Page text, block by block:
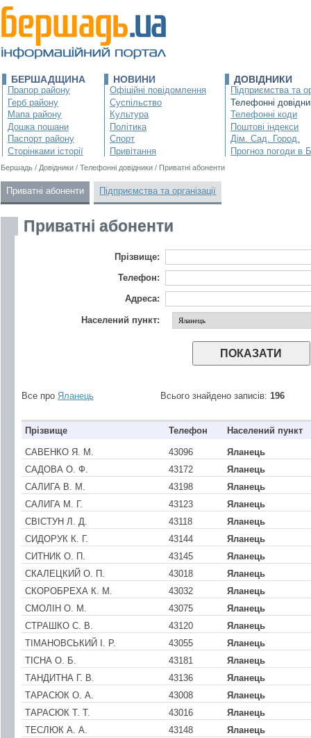
БЕРШАДЩИНА
Прапор району
Герб району
Мапа району
Дошка пошани
Паспорт району
Сторінками історії
НОВИНИ
Офіційні повідомлення
Суспільство
Культура
Політика
Спорт
Привітання
ДОВІДНИКИ
Підприємства та
Телефонні
Телефонні коди
Поштові індекси
Дім. Сад. Город.
Прогноз погоди в
Бершадь / Довідники / Телефонні довідники / Приватні абоненти
Приватні абоненти Підприємства та організації
Приватні абоненти
Прізвище:
Телефон:
Адреса:
Населений пункт:
Все про Яланець Всього знайдено записів: 196
Прізвище Телефон Населений пункт
САВЕНКО Я. М. 43096
Яланець
САДОВА О. Ф.
43172
Яланець
САЛИГА В. М.
43198
Яланець
САЛИГА М. Г.
43123
Яланець
СВІСТУН Л. Д.
43118
Яланець
СИДОРУК К. Г.
43144
Яланець
СИТНИК О. П.
43145
Яланець
СКАЛЕЦКИЙ О. П.
43018
Яланець
СКОРОБРЕХА К. М.
43032
Яланець
СМОЛІН О. М.
43075
Яланець
СТРАШКО С. В.
43120
Яланець
ТIМАНОВСЬКИЙ I. Р.
43055
Яланець
ТIСНА О. Б.
43181
Яланець
ТАНДИТНА Г. В.
43136
Яланець
ТАРАСЮК О. А.
43008
Яланець
ТАРАСЮК Т. Т.
43016
Яланець
ТЕСЛЮК А. А.
43148
Яланець